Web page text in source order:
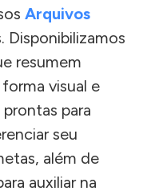
Arquivos
Disponibilizamos
resumem
visual e
para
seu
além de
auxiliar na